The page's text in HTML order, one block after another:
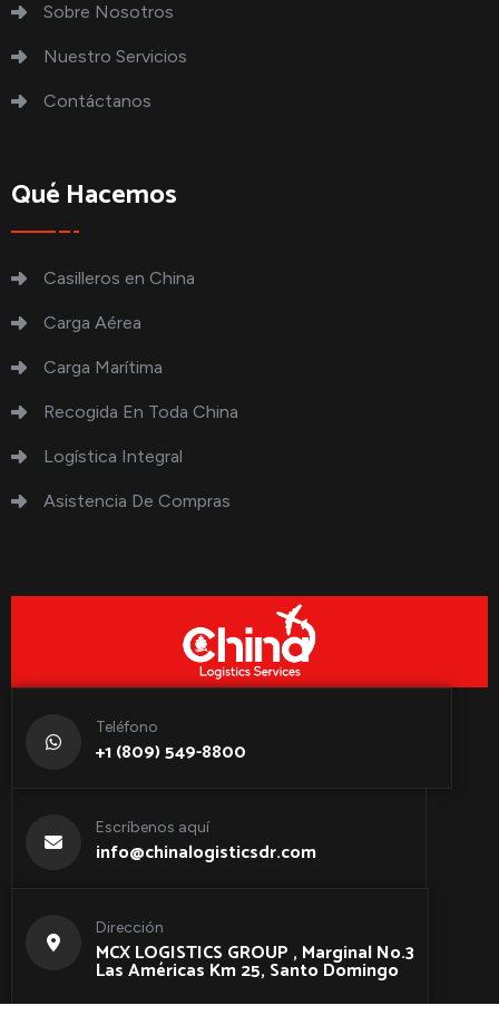
Sobre Nosotros
Nuestro Servicios
Contáctanos
Qué Hacemos
Casilleros en China
Carga Aérea
Carga Marítima
Recogida En Toda China
Logística Integral
Asistencia De Compras
Teléfono
+1 (809) 549-8800
Escríbenos aquí
info@chinalogisticsdr.com
Dirección
MCX LOGISTICS GROUP , Marginal No.3
Las Américas Km 25, Santo Domingo